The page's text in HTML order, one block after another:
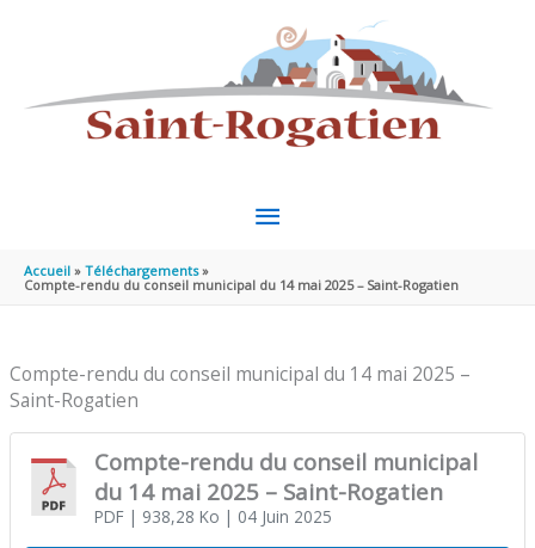
MENU
PRINCIPAL
Accueil
Téléchargements
Compte-rendu du conseil municipal du 14 mai 2025 – Saint-Rogatien
Compte-rendu du conseil municipal du 14 mai 2025 –
Saint-Rogatien
Compte-rendu du conseil municipal
du 14 mai 2025 – Saint-Rogatien
PDF| 938,28 Ko | 04 Juin 2025